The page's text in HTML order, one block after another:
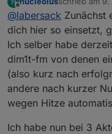
Offline zuletzt
@labersack Zunächst
dich hier so einsetzt,
Ich selber habe
dim1t-fm von denen
(also kurz nach
andere nach kurzer
wegen Hitze
Ich habe nun bei 3